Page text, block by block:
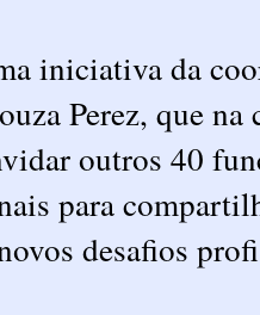
iniciativa da
Perez, que
outros 40
para
desafios